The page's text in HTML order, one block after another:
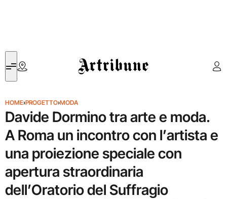
Artribune
HOME›PROGETTO›MODA
Davide Dormino tra arte e moda.
A Roma un incontro con l’artista e
una proiezione speciale con
apertura straordinaria
dell’Oratorio del Suffragio